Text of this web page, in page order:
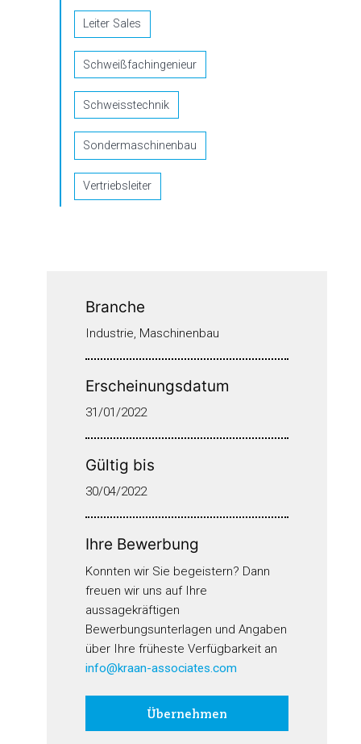
Leiter Sales
Schweißfachingenieur
Schweisstechnik
Sondermaschinenbau
Vertriebsleiter
Branche
Industrie, Maschinenbau
Erscheinungsdatum
31/01/2022
Gültig bis
30/04/2022
Ihre Bewerbung
Konnten wir Sie begeistern? Dann
freuen wir uns auf Ihre
aussagekräftigen
Bewerbungsunterlagen und Angaben
über Ihre früheste Verfügbarkeit an
info@kraan-associates.com
Übernehmen